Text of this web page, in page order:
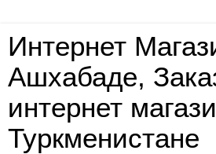
Интернет
Ашхабаде,
интернет
Туркменистане